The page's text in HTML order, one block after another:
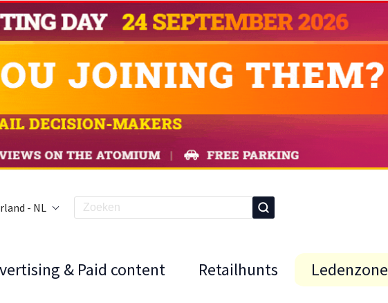
- NL
& Paid content Retailhunts Ledenzone